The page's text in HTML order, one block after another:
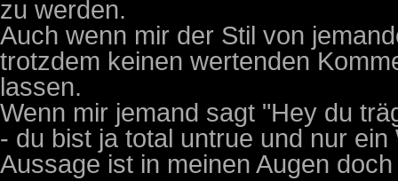
zu werden.
Auch wenn mir der Stil von
trotzdem keinen wertenden
lassen.
Wenn mir jemand sagt "Hey du
- du bist ja total untrue und nur
Aussage ist in meinen Augen